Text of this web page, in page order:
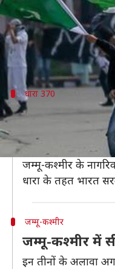
पृथ्वी का स्वर्ग कहे
सेना और सुरक्षाबल
इस बीच ट्विटर पर
धारा 370
क्या है धारा 370?
भारतीय संविधान की
धारा 370 संविधान
जम्मू-कश्मीर के
धारा के तहत भारत
जम्मू-कश्मीर
जम्मू-कश्मीर में
इन तीनों के अलावा